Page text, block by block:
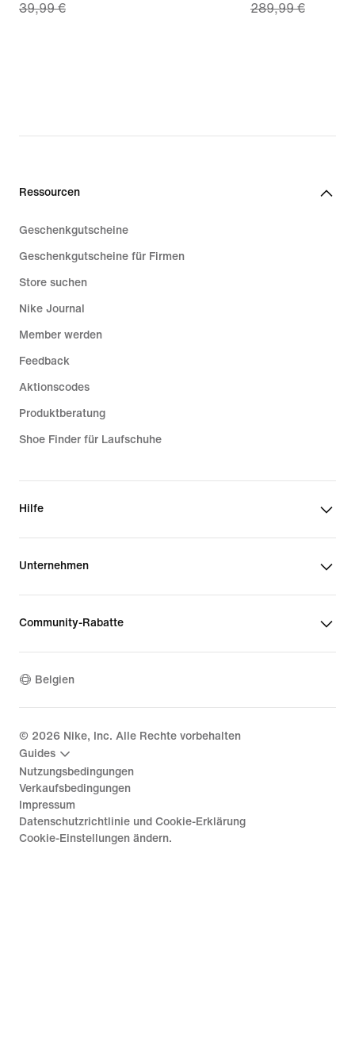
price
39,99 €
price
289,99 €
Ressourcen
Geschenkgutscheine
Geschenkgutscheine für Firmen
Store suchen
Nike Journal
Member werden
Feedback
Aktionscodes
Produktberatung
Shoe Finder für Laufschuhe
Hilfe
Unternehmen
Community-Rabatte
Belgien
© 2026 Nike, Inc. Alle Rechte vorbehalten
Guides
Nutzungsbedingungen
Verkaufsbedingungen
Impressum
Datenschutzrichtlinie und Cookie-Erklärung
Cookie-Einstellungen ändern.